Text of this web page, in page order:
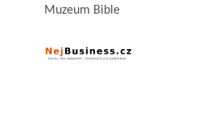
Muzeum Bible